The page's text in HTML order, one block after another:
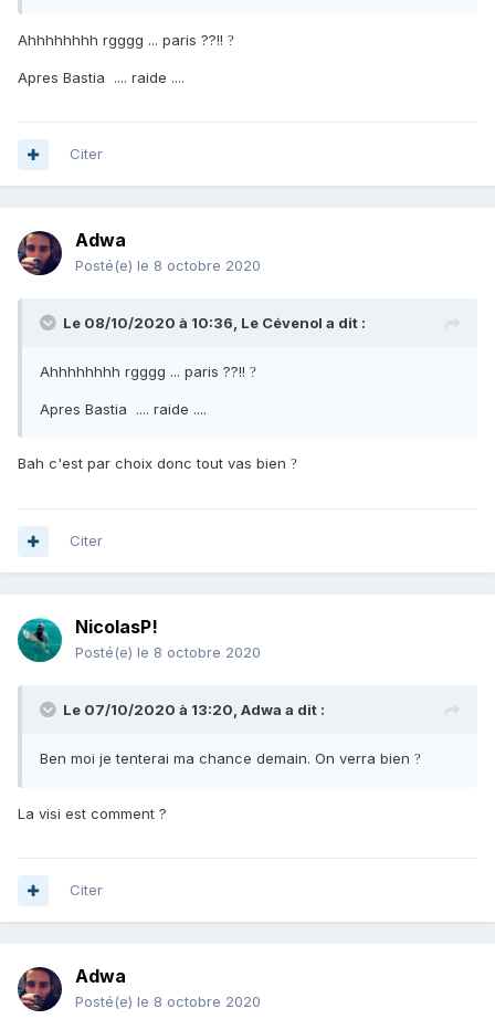
Ahhhhhhhh rgggg ... paris ??!! ?
Apres Bastia .... raide ....
Citer
Adwa
Posté(e) le 8 octobre 2020
Le 08/10/2020 à 10:36, Le Cévenol a dit :
Ahhhhhhhh rgggg ... paris ??!! ?
Apres Bastia .... raide ....
Bah c'est par choix donc tout vas bien ?
Citer
NicolasP!
Posté(e) le 8 octobre 2020
Le 07/10/2020 à 13:20, Adwa a dit :
Ben moi je tenterai ma chance demain. On verra bien ?
La visi est comment ?
Citer
Adwa
Posté(e) le 8 octobre 2020